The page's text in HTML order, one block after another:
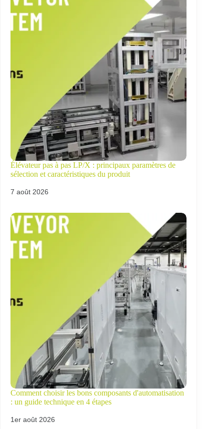
Élévateur pas à pas LP/X : principaux paramètres de
sélection et caractéristiques du produit
7 août 2026
Comment choisir les bons composants d'automatisation
: un guide technique en 4 étapes
1er août 2026